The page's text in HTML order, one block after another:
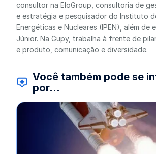
consultor na EloGroup, consultoria de
e estratégia e pesquisador do Instituto
Energéticas e Nucleares (IPEN), além de
Júnior. Na Gupy, trabalha à frente de
e produto, comunicação e diversidade.
Você também pode se
por...